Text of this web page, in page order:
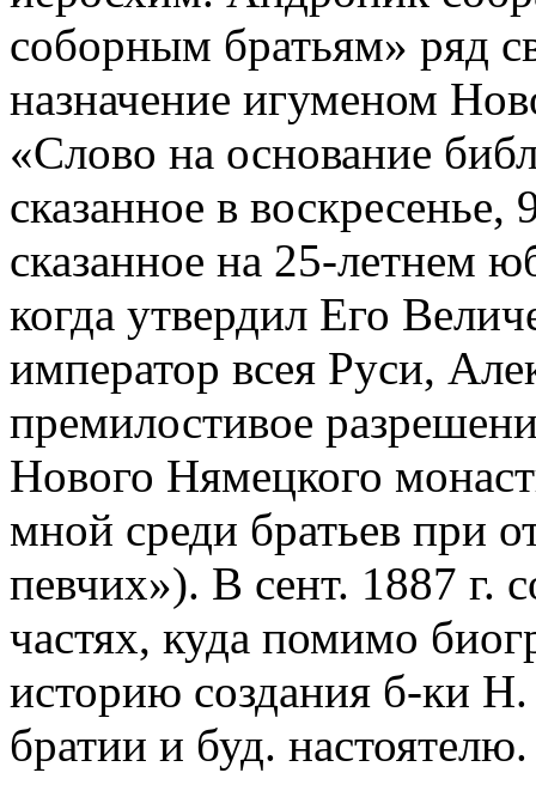
соборным братьям» ряд
назначение игуменом
«Слово на основание
сказанное в
сказанное на 25-летнем
когда утвердил Его
император всея Руси,
премилостивое
Нового Нямецкого
мной среди братьев при
певчих»). В сент. 1887 г.
частях, куда помимо
историю создания б-ки
братии и буд.